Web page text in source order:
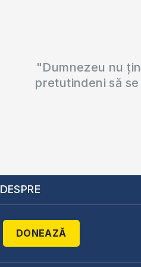
"Dumnezeu nu
pretutindeni să
DESPRE
DONEAZĂ